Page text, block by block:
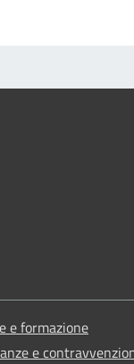
e formazione
e